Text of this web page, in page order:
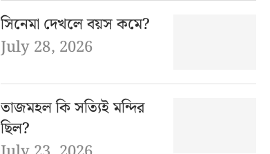
সিনেমা দেখলে বয়স কমে?
July 28, 2026
তাজমহল কি সত্যিই মন্দির
ছিল?